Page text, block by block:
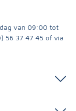
van 09:00 tot
56 37 47 45 of via